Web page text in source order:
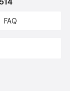
FAQ